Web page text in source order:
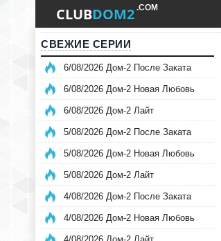
CLUBDOM2 .COM
СВЕЖИЕ СЕРИИ
6/08/2026 Дом-2 После Заката
6/08/2026 Дом-2 Новая Любовь
6/08/2026 Дом-2 Лайт
5/08/2026 Дом-2 После Заката
5/08/2026 Дом-2 Новая Любовь
5/08/2026 Дом-2 Лайт
4/08/2026 Дом-2 После Заката
4/08/2026 Дом-2 Новая Любовь